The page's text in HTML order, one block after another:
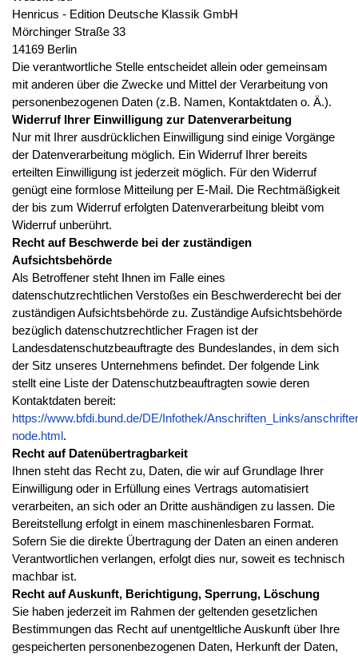
Henricus - Edition Deutsche Klassik GmbH
Mörchinger Straße 33
14169 Berlin
Die verantwortliche Stelle entscheidet allein oder gemeinsam
mit anderen über die Zwecke und Mittel der Verarbeitung von
personenbezogenen Daten (z.B. Namen, Kontaktdaten o. Ä.).
Widerruf Ihrer Einwilligung zur Datenverarbeitung
Nur mit Ihrer ausdrücklichen Einwilligung sind einige Vorgänge
der Datenverarbeitung möglich. Ein Widerruf Ihrer bereits
erteilten Einwilligung ist jederzeit möglich. Für den Widerruf
genügt eine formlose Mitteilung per E-Mail. Die Rechtmäßigkeit
der bis zum Widerruf erfolgten Datenverarbeitung bleibt vom
Widerruf unberührt.
Recht auf Beschwerde bei der zuständigen
Aufsichtsbehörde
Als Betroffener steht Ihnen im Falle eines
datenschutzrechtlichen Verstoßes ein Beschwerderecht bei der
zuständigen Aufsichtsbehörde zu. Zuständige Aufsichtsbehörde
bezüglich datenschutzrechtlicher Fragen ist der
Landesdatenschutzbeauftragte des Bundeslandes, in dem sich
der Sitz unseres Unternehmens befindet. Der folgende Link
stellt eine Liste der Datenschutzbeauftragten sowie deren
Kontaktdaten bereit:
https://www.bfdi.bund.de/DE/Infothek/Anschriften_Links/
node.html .
Recht auf Datenübertragbarkeit
Ihnen steht das Recht zu, Daten, die wir auf Grundlage Ihrer
Einwilligung oder in Erfüllung eines Vertrags automatisiert
verarbeiten, an sich oder an Dritte aushändigen zu lassen. Die
Bereitstellung erfolgt in einem maschinenlesbaren Format.
Sofern Sie die direkte Übertragung der Daten an einen anderen
Verantwortlichen verlangen, erfolgt dies nur, soweit es technisch
machbar ist.
Recht auf Auskunft, Berichtigung, Sperrung, Löschung
Sie haben jederzeit im Rahmen der geltenden gesetzlichen
Bestimmungen das Recht auf unentgeltliche Auskunft über Ihre
gespeicherten personenbezogenen Daten, Herkunft der Daten,